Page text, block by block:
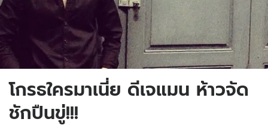
โกรธใครมาเนี่ย ดีเจแมน ห้าวจัด
ชักปืนขู่!!!